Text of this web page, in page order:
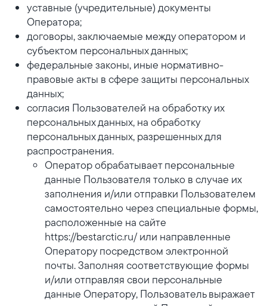
уставные (учредительные) документы
Оператора;
договоры, заключаемые между оператором и
субъектом персональных данных;
федеральные законы, иные нормативно-
правовые акты в сфере защиты персональных
данных;
согласия Пользователей на обработку их
персональных данных, на обработку
персональных данных, разрешенных для
распространения.
Оператор обрабатывает персональные
данные Пользователя только в случае их
заполнения и/или отправки Пользователем
самостоятельно через специальные формы,
расположенные на сайте
https://bestarctic.ru/ или направленные
Оператору посредством электронной
почты. Заполняя соответствующие формы
и/или отправляя свои персональные
данные Оператору, Пользователь выражает